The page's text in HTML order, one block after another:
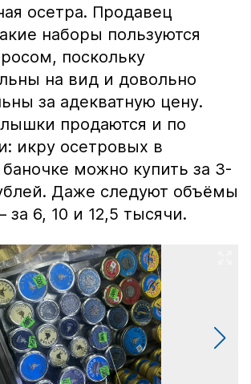
осетра. Продавец
наборы пользуются
поскольку
на вид и довольно
за адекватную цену.
продаются и по
икру осетровых в
можно купить за 3-
Даже следуют объёмы
6, 10 и 12,5 тысячи.